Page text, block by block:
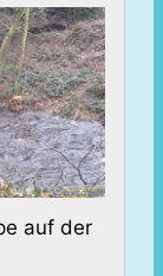
auf der